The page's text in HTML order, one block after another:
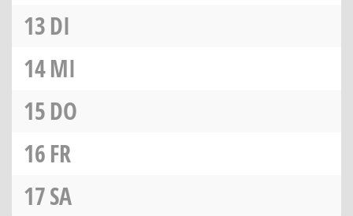
13DI
14MI
15DO
16FR
17SA